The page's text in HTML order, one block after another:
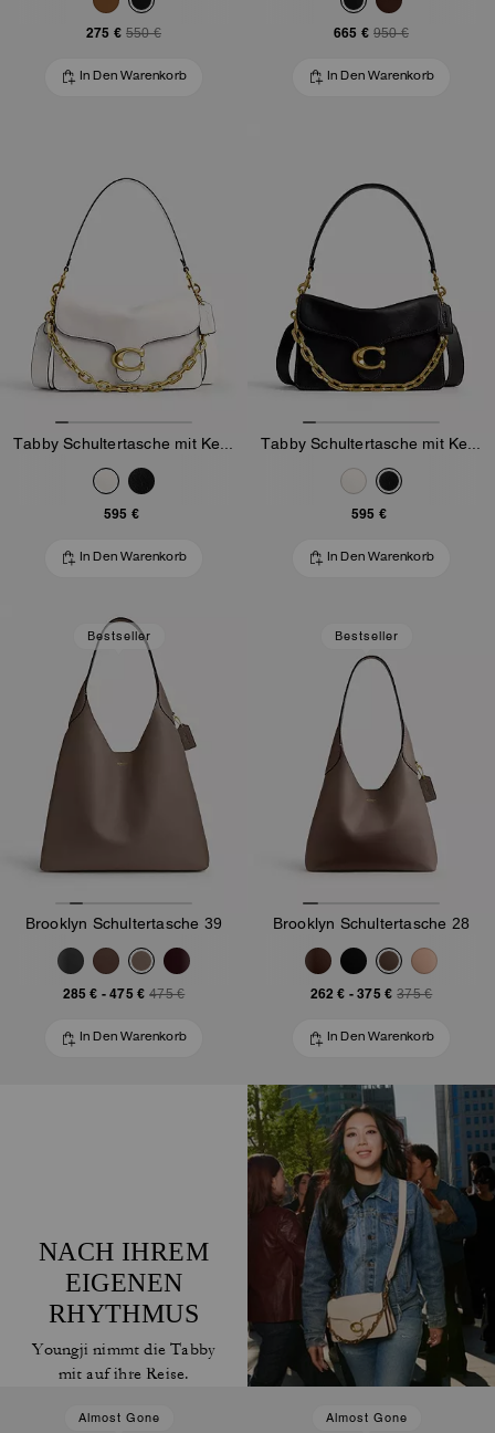
275 € 550 €
In Den Warenkorb
665 € 950 €
In Den Warenkorb
595 €
In Den Warenkorb
595 €
In Den Warenkorb
Bestseller
Brooklyn Schultertasche 39
285 € -475 € 475 €
In Den Warenkorb
Bestseller
Brooklyn Schultertasche 28
262 € -375 € 375 €
In Den Warenkorb
NACH IHREM
EIGENEN
RHYTHMUS
Youngji nimmt die Tabby
mit auf ihre Reise.
Almost Gone Almost Gone